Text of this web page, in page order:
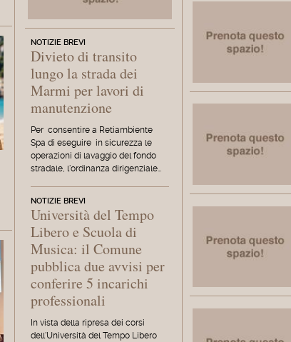
NOTIZIE BREVI
Divieto di transito
lungo la strada dei
Marmi per lavori di
manutenzione
Per consentire a Retiambiente
Spa di eseguire in sicurezza le
operazioni di lavaggio del fondo
stradale, l'ordinanza dirigenziale…
NOTIZIE BREVI
Università del Tempo
Libero e Scuola di
Musica: il Comune
pubblica due avvisi per
conferire 5 incarichi
professionali
In vista della ripresa dei corsi
dell'Università del Tempo Libero